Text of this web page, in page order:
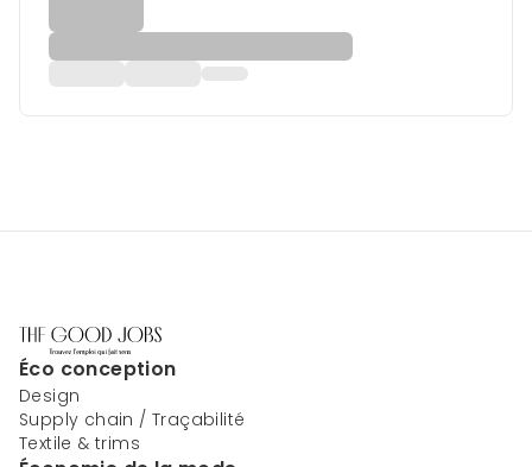
Éco conception
Design
Supply chain / Traçabilité
Textile & trims